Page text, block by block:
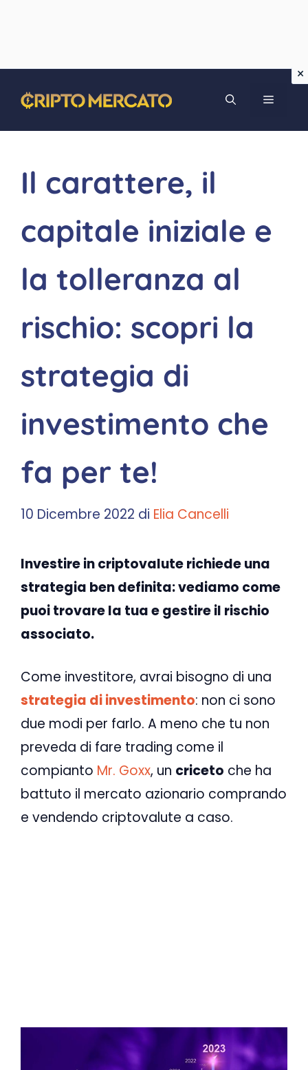
contenuto
MENU
Il carattere, il
capitale iniziale e
la tolleranza al
rischio: scopri la
strategia di
investimento che
fa per te!
10 Dicembre 2022 di Elia Cancelli
Investire in criptovalute richiede una
strategia ben definita: vediamo come
puoi trovare la tua e gestire il rischio
associato.
Come investitore, avrai bisogno di una
strategia di investimento: non ci sono
due modi per farlo. A meno che tu non
preveda di fare trading come il
compianto Mr. Goxx, un criceto che ha
battuto il mercato azionario comprando
e vendendo criptovalute a caso.